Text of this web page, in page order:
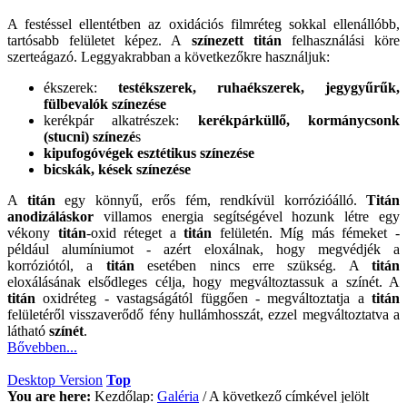
A festéssel ellentétben az oxidációs filmréteg sokkal ellenállóbb,
tartósabb felületet képez. A színezett titán felhasználási köre
szerteágazó. Leggyakrabban a következőkre használjuk:
ékszerek: testékszerek, ruhaékszerek, jegygyűrűk,
fülbevalók színezése
kerékpár alkatrészek: kerékpárküllő, kormánycsonk
(stucni) színezés
kipufogóvégek esztétikus színezése
bicskák, kések színezése
A titán egy könnyű, erős fém, rendkívül korrózióálló. Titán
anodizáláskor villamos energia segítségével hozunk létre egy
vékony titán-oxid réteget atitán felületén. Míg más fémeket -
például alumíniumot - azért eloxálnak, hogy megvédjék a
korróziótól, a titán esetében nincs erre szükség. A titán
eloxálásának elsődleges célja, hogy megváltoztassuk a színét. A
titán oxidréteg - vastagságától függően - megváltoztatja a titán
felületéről visszaverődő fény hullámhosszát, ezzel megváltoztatva a
látható színét.
Bővebben...
Desktop Version Top
You are here: Kezdőlap: Galéria /A következő címkével jelölt